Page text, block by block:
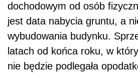
dochodowym od osób
jest data nabycia gruntu, a
wybudowania budynku.
latach od końca roku, w
nie będzie podlegała